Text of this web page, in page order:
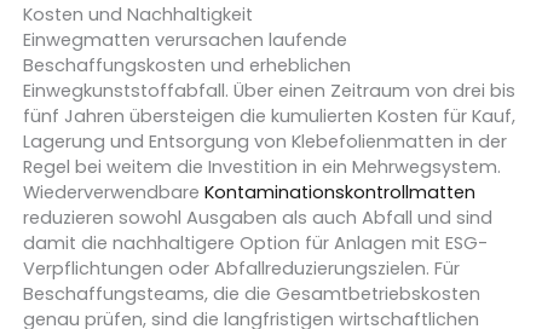
Kosten und Nachhaltigkeit
Einwegmatten verursachen laufende
Beschaffungskosten und erheblichen
Einwegkunststoffabfall. Über einen Zeitraum von drei bis
fünf Jahren übersteigen die kumulierten Kosten für Kauf,
Lagerung und Entsorgung von Klebefolienmatten in der
Regel bei weitem die Investition in ein Mehrwegsystem.
Wiederverwendbare Kontaminationskontrollmatten
reduzieren sowohl Ausgaben als auch Abfall und sind
damit die nachhaltigere Option für Anlagen mit ESG-
Verpflichtungen oder Abfallreduzierungszielen. Für
Beschaffungsteams, die die Gesamtbetriebskosten
genau prüfen, sind die langfristigen wirtschaftlichen